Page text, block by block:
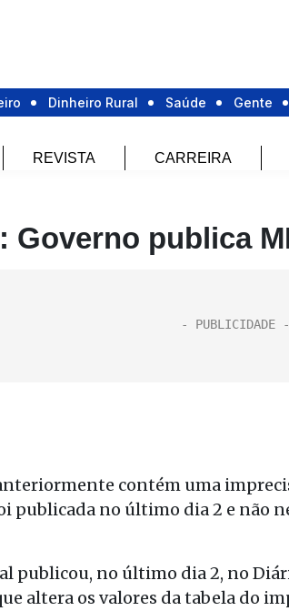
Dinheiro Rural Saúde Gente
REVISTA CARREIRA
Governo publica
contém uma
publicada no último dia 2 e não
publicou, no último dia 2, no
altera os valores da tabela do